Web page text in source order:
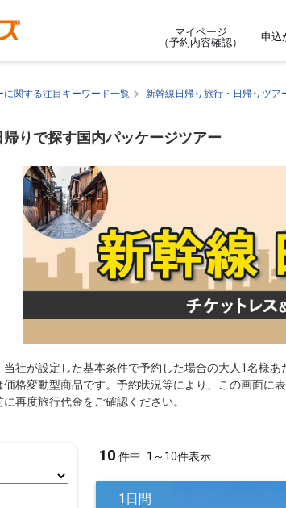
マイページ
（予約内容確認）
申込
に関する注目キーワード一覧 新幹線日帰り旅行・日帰りツア
りで探す国内パッケージツアー
社が設定した基本条件で予約した場合の大人1名様
格変動型商品です。予約状況等により、この画面
再度旅行代金をご確認ください。
10 件中 1～10件表示
1日間